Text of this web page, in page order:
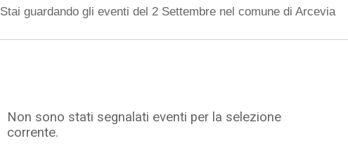
Stai guardando gli eventi del 2 Settembre nel comune di Arcevia
Non sono stati segnalati eventi per la selezione
corrente.